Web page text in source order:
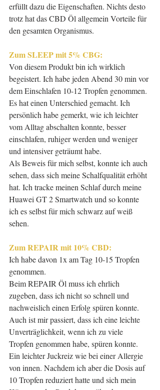
erfüllt dazu die Eigenschaften. Nichts desto
trotz hat das CBD Öl allgemein Vorteile für
den gesamten Organismus.
Zum SLEEP mit 5% CBG:
Von diesem Produkt bin ich wirklich
begeistert. Ich habe jeden Abend 30 min vor
dem Einschlafen 10-12 Tropfen genommen.
Es hat einen Unterschied gemacht. Ich
persönlich habe gemerkt, wie ich leichter
vom Alltag abschalten konnte, besser
einschlafen, ruhiger werden und weniger
und intensiver geträumt habe.
Als Beweis für mich selbst, konnte ich auch
sehen, dass sich meine Schalfqualität erhöht
hat. Ich tracke meinen Schlaf durch meine
Huawei GT 2 Smartwatch und so konnte
ich es selbst für mich schwarz auf weiß
sehen.
Zum REPAIR mit 10% CBD:
Ich habe davon 1x am Tag 10-15 Tropfen
genommen.
Beim REPAIR Öl muss ich ehrlich
zugeben, dass ich nicht so schnell und
nachweislich einen Erfolg spüren konnte.
Auch ist mir passiert, dass ich eine leichte
Unverträglichkeit, wenn ich zu viele
Tropfen genommen habe, spüren konnte.
Ein leichter Juckreiz wie bei einer Allergie
von innen. Nachdem ich aber die Dosis auf
10 Tropfen reduziert hatte und sich mein